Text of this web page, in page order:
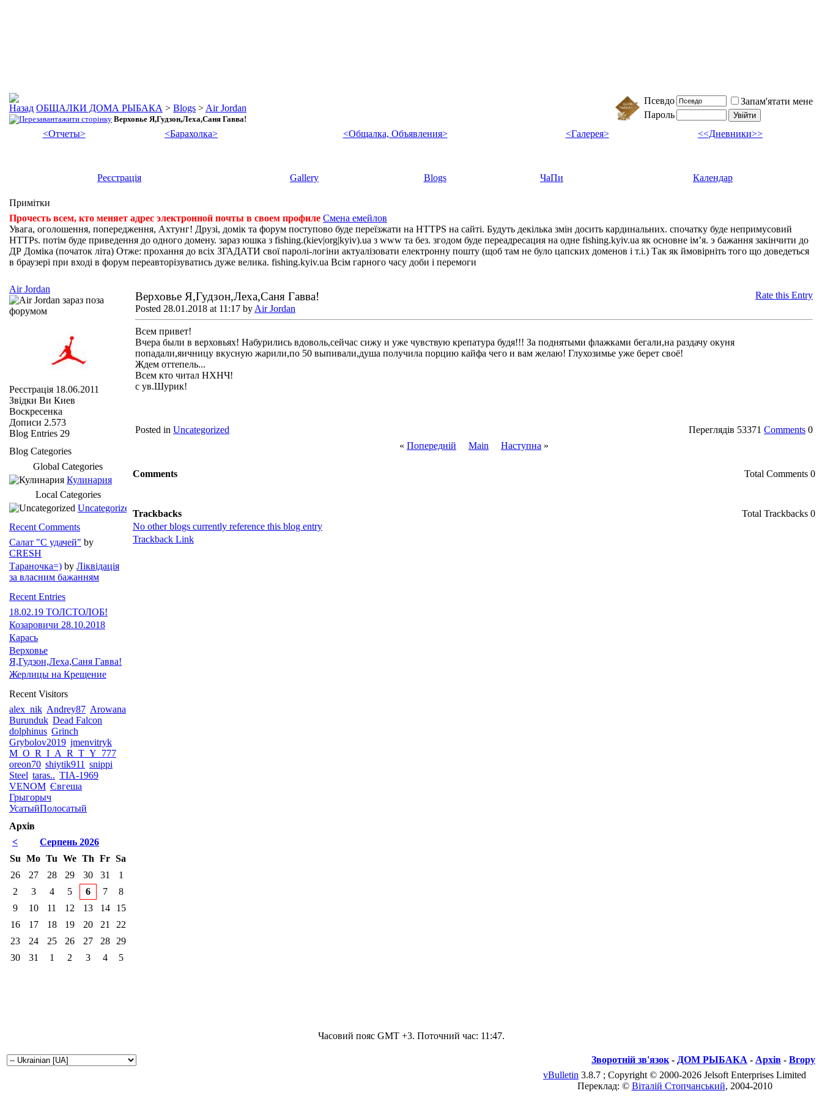
ОБЩАЛКИ ДОМА РЫБАКА > Blogs > Air Jordan
Верховье Я,Гудзон,Леха,Саня Гавва!
Псевдо
Запам'ятати мене
Пароль
<Отчеты>
<Барахолка> <Общалка, Объявления> <Галерея> <<Дневники>>
Реєстрація Gallery Blogs ЧаПи Календар
Примітки
Прочесть всем, кто меняет адрес электронной почты в своем профиле Смена емейлов
Увага, оголошення, попередження, Ахтунг! Друзі, домік та форум поступово буде переїзжати на HTTPS на сайті. Будуть декілька змін досить кардинальних. спочатку буде непримусовий
HTTPs. потім буде приведення до одного домену. зараз юшка з fishing.(kiev|org|kyiv).ua з www та без. згодом буде переадресация на одне fishing.kyiv.ua як основне імʼя. э бажання закінчити до
ДР Доміка (початок літа) Отже: прохання до всіх ЗГАДАТИ свої паролі-логіни актуалізовати електронну пошту (щоб там не було цапских доменов і т.і.) Так як ймовірніть того що доведеться
в браузері при вході в форум переавторізуватись дуже велика. fishing.kyiv.ua Всім гарного часу доби і перемоги
Rate this Entry
Верховье Я,Гудзон,Леха,Саня Гавва!
Posted 28.01.2018 at 11:17 by Air Jordan
Всем привет!
Вчера были в верховьях! Набурились вдоволь,сейчас сижу и уже чувствую крепатура будя!!! За поднятыми флажками бегали,на раздачу окуня
попадали,яичницу вкусную жарили,по 50 выпивали,душа получила порцию кайфа чего и вам желаю! Глухозимье уже берет своё!
Ждем оттепель...
Всем кто читал НХНЧ!
с ув.Шурик!
Posted in Uncategorized Переглядів 53371 Comments 0
« Попередній Main Наступна »
Total Comments 0
Comments
Total Trackbacks 0
Trackbacks
No other blogs currently reference this blog entry
Trackback Link
Air Jordan
Реєстрація 18.06.2011
Звідки Ви Киев
Воскресенка
Дописи 2.573
Blog Entries 29
Blog Categories
Global Categories
Кулинария
Local Categories
Uncategorized
Recent Comments
Салат "С удачей" by
CRESH
Тараночка=) by Ліквідація
за власним бажанням
Recent Entries
18.02.19 ТОЛСТОЛОБ!
Козаровичи 28.10.2018
Карась
Верховье
Я,Гудзон,Леха,Саня Гавва!
Жерлицы на Крещение
Recent Visitors
alex_nik Andrey87 Arowana
Burunduk Dead Falcon
dolphinus Grinch
Grybolov2019 jmenvitryk
M_O_R_I_A_R_T_Y_777
oreon70 shiytik911 snippi
Steel taras.. TIA-1969
VENOM Євгеша
Грыгорыч
УсатыйПолосатый
Архів
<
Серпень 2026
Su Mo Tu We Th Fr Sa
26
27 28 29 30 31
1
2
3 4 5 6 7
8
9
10 11 12 13 14
15
16
17 18 19 20 21
22
23
24 25 26 27 28
29
30
31 1 2 3 4 5
Часовий пояс GMT +3. Поточний час: 11:47.
Зворотній зв'язок - ДОМ РЫБАКА - Архів - Вгору
vBulletin 3.8.7 ; Copyright © 2000-2026 Jelsoft Enterprises Limited
Переклад: © Віталій Стопчанський, 2004-2010